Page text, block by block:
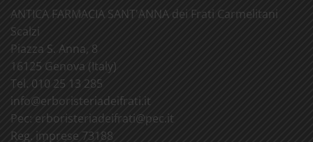
ANTICA FARMACIA SANT'ANNA dei Frati Carmelitani
Scalzi
Piazza S. Anna, 8
16125 Genova (Italy)
Tel. 010 25 13 285
info@erboristeriadeifrati.it
Pec: erboristeriadeifrati@pec.it
Reg. imprese 73188